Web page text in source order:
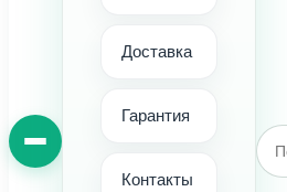
Доставка
Гарантия
Контакты